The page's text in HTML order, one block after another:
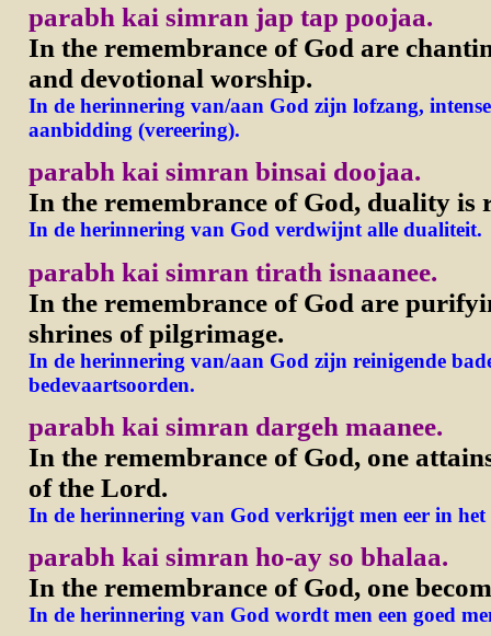
parabh kai simran jap tap poojaa.
In the remembrance of God are
and devotional worship.
In de herinnering van/aan God zijn lofzang,
aanbidding (vereering).
parabh kai simran binsai doojaa.
In the remembrance of God, duality is
In de herinnering van God verdwijnt alle dualiteit.
parabh kai simran tirath isnaanee.
In the remembrance of God are
shrines of pilgrimage.
In de herinnering van/aan God zijn reinigende
bedevaartsoorden.
parabh kai simran dargeh maanee.
In the remembrance of God, one
of the Lord.
In de herinnering van God verkrijgt men eer in het
parabh kai simran ho-ay so bhalaa.
In the remembrance of God, one
In de herinnering van God wordt men een goed